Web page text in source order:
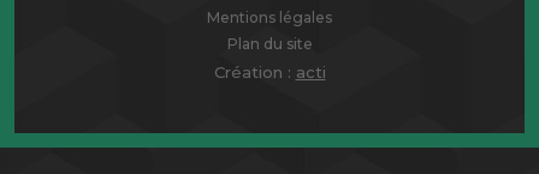
Mentions légales
Plan du site
Création : acti